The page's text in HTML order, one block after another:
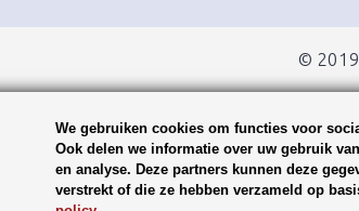
©
We gebruiken cookies om functies voor
Ook delen we informatie over uw gebruik
en analyse. Deze partners kunnen deze
verstrekt of die ze hebben verzameld op